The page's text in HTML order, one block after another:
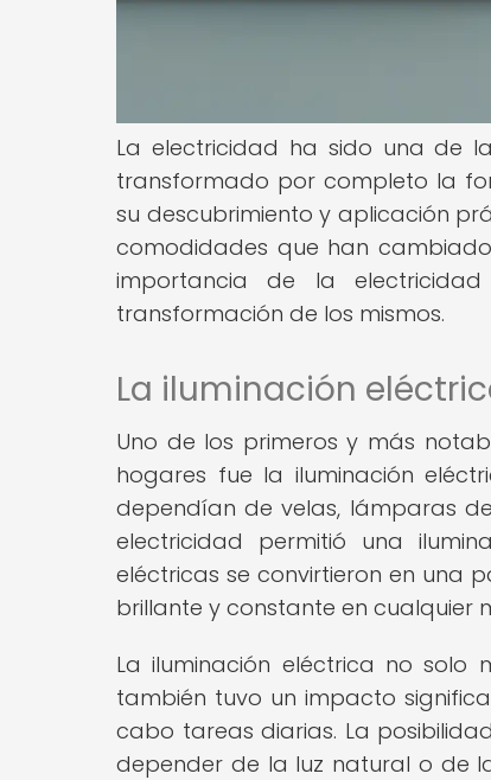
La electricidad ha sido una de
transformado por completo la
su descubrimiento y aplicación
comodidades que han
importancia de la
transformación de los mismos.
La iluminación
Uno de los primeros y más
hogares fue la iluminación
dependían de velas, lámparas
electricidad permitió una
eléctricas se convirtieron en una
brillante y constante en cualquier
La iluminación eléctrica no solo
también tuvo un impacto
cabo tareas diarias. La
depender de la luz natural o de